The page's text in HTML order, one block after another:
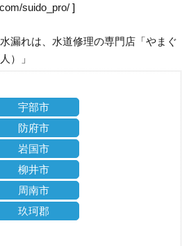
suido_pro/ ]
漏れは、水道修理の専門店「やまぐ
）」
宇部市
防府市
岩国市
柳井市
周南市
玖珂郡